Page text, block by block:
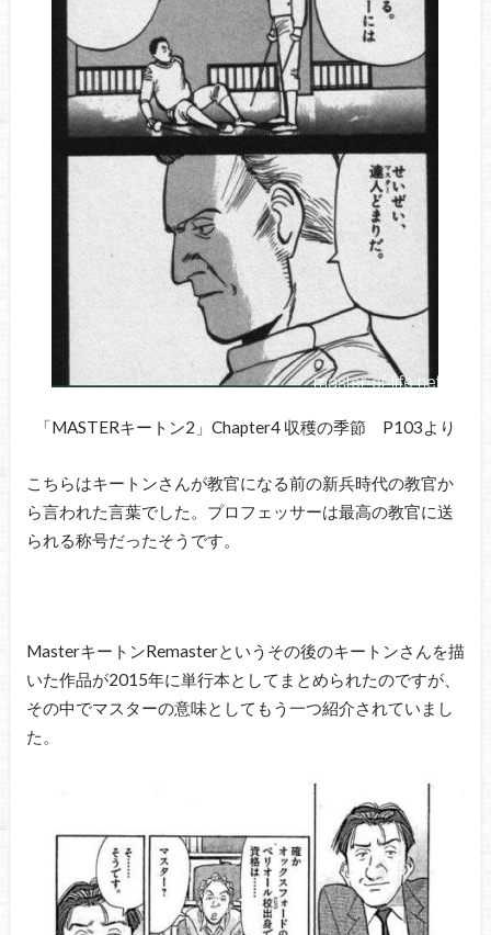
「MASTERキートン2」Chapter4 収穫の季節 P103より
こちらはキートンさんが教官になる前の新兵時代の教官か
ら言われた言葉でした。プロフェッサーは最高の教官に送
られる称号だったそうです。
MasterキートンRemasterというその後のキートンさんを描
いた作品が2015年に単行本としてまとめられたのですが、
その中でマスターの意味としてもう一つ紹介されていまし
た。